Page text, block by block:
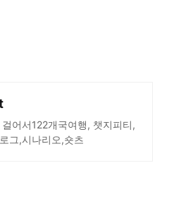
어서122개국여행, 챗지피티,
그,시나리오,숏츠